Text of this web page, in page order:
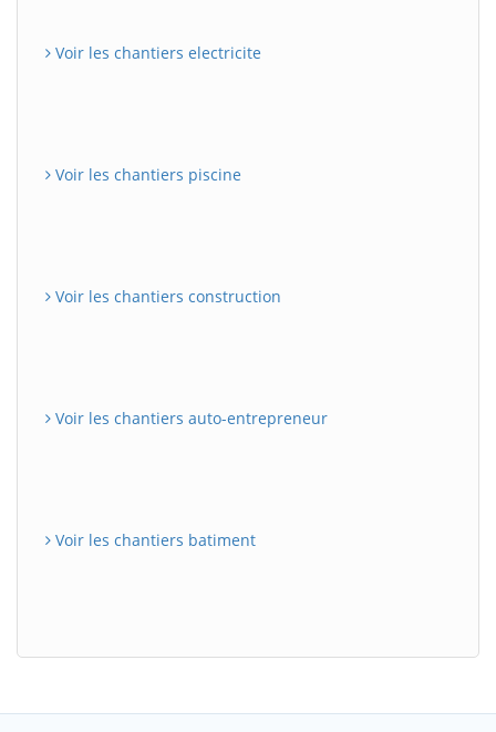
Voir les chantiers electricite
Voir les chantiers piscine
Voir les chantiers construction
Voir les chantiers auto-entrepreneur
Voir les chantiers batiment